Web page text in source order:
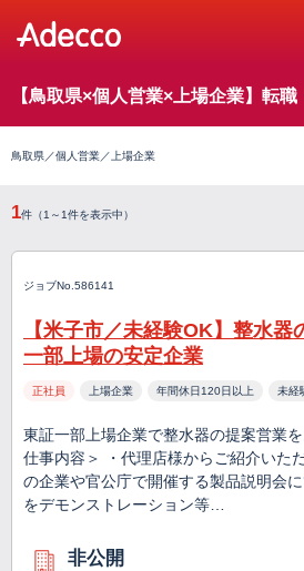
【鳥取県×個人営業×上場企業】転職
鳥取県／個人営業／上場企業
1件（1～1件を表示中）
ジョブNo.586141
【米子市／未経験OK】整水
一部上場の安定企業
正社員 上場企業 年間休日120日以上 未経
東証一部上場企業で整水器の提案営業
仕事内容＞ ・代理店様からご紹介いた
の企業や官公庁で開催する製品説明会
をデモンストレーション等…
非公開